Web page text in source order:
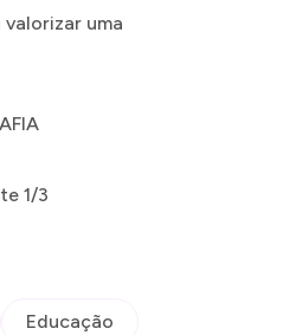
valorizar uma
1/3
Educação